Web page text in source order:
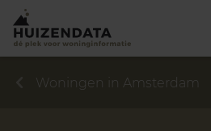
Woningen in Amsterdam